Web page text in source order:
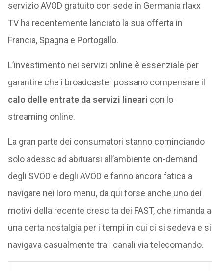
servizio AVOD gratuito con sede in Germania rlaxx
TV ha recentemente lanciato la sua offerta in
Francia, Spagna e Portogallo.
L’investimento nei servizi online è essenziale per
garantire che i broadcaster possano compensare il
calo delle entrate da servizi lineari con lo
streaming online.
La gran parte dei consumatori stanno cominciando
solo adesso ad abituarsi all’ambiente on-demand
degli SVOD e degli AVOD e fanno ancora fatica a
navigare nei loro menu, da qui forse anche uno dei
motivi della recente crescita dei FAST, che rimanda a
una certa nostalgia per i tempi in cui ci si sedeva e si
navigava casualmente tra i canali via telecomando.